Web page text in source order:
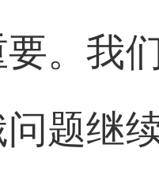
。我
题继